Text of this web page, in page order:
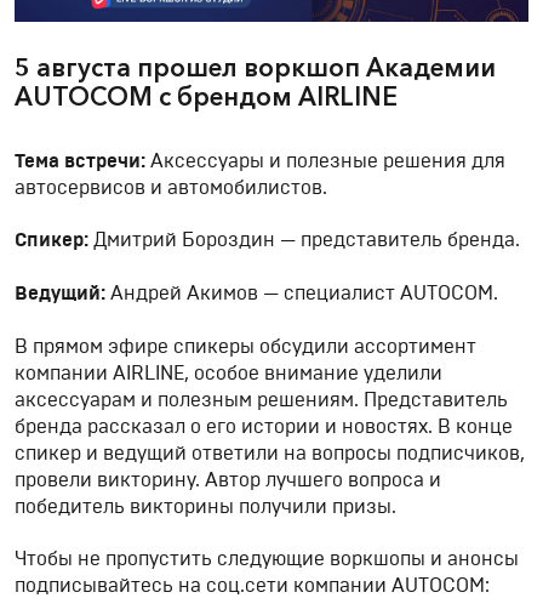
5 августа прошел воркшоп Академии
AUTOCOM с брендом AIRLINE
Тема встречи: Аксессуары и полезные решения для
автосервисов и автомобилистов.
Спикер: Дмитрий Бороздин — представитель бренда.
Ведущий: Андрей Акимов — специалист AUTOCOM.
В прямом эфире спикеры обсудили ассортимент
компании AIRLINE, особое внимание уделили
аксессуарам и полезным решениям. Представитель
бренда рассказал о его истории и новостях. В конце
спикер и ведущий ответили на вопросы подписчиков,
провели викторину. Автор лучшего вопроса и
победитель викторины получили призы.
Чтобы не пропустить следующие воркшопы и анонсы
подписывайтесь на соц.сети компании AUTOCOM: